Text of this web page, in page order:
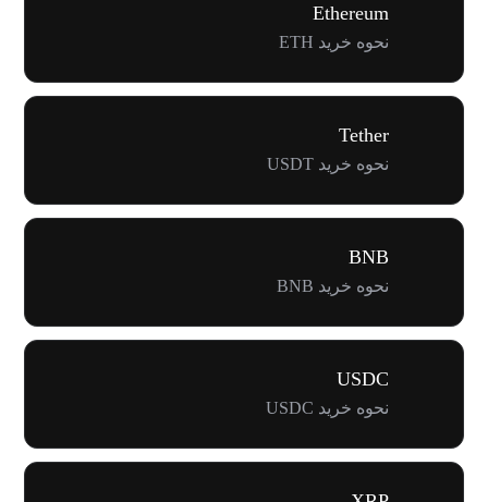
Ethereum
نحوه خرید ETH
Tether
نحوه خرید USDT
BNB
نحوه خرید BNB
USDC
نحوه خرید USDC